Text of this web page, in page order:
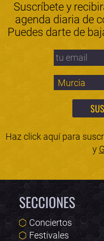
Suscríbete y
agenda diaria de
Puedes darte de
Haz click aquí para
y
SECCIONES
Conciertos
Festivales